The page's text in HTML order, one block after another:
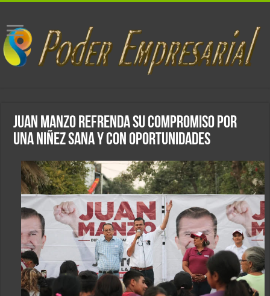
Juan Manzo refrenda su compromiso por
una niñez sana y con oportunidades